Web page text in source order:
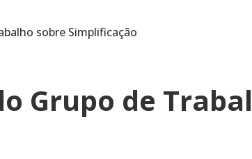
sobre Simplificação
Grupo de